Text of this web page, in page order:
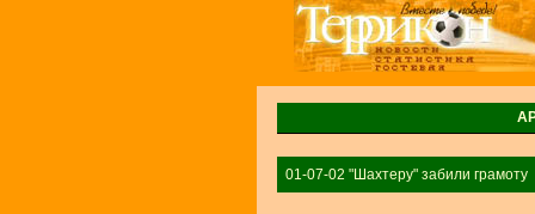
01-07-02 "Шахтеру" забили грамоту